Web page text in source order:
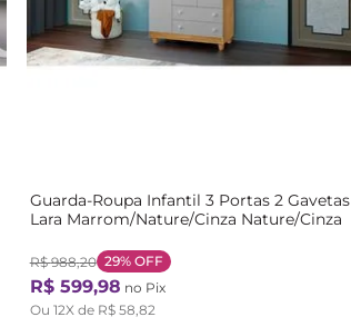
Guarda-Roupa Infantil 3 Portas 2 Gavetas
Lara Marrom/Nature/Cinza Nature/Cinza
R$ 988,20 29%OFF
R$ 599,98 no Pix
Ou 12X de R$ 58,82